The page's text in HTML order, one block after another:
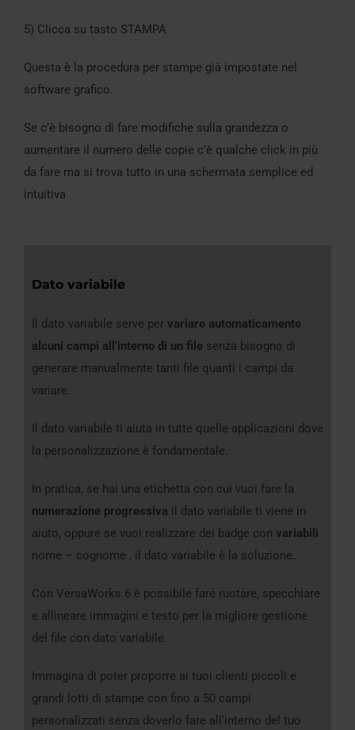
5) Clicca su tasto STAMPA
Questa è la procedura per stampe già impostate nel
software grafico.
Se c’è bisogno di fare modifiche sulla grandezza o
aumentare il numero delle copie c’è qualche click in più
da fare ma si trova tutto in una schermata semplice ed
intuitiva
Dato variabile
Il dato variabile serve per variare automaticamente
alcuni campi all’interno di un file senza bisogno di
generare manualmente tanti file quanti i campi da
variare.
Il dato variabile ti aiuta in tutte quelle applicazioni dove
la personalizzazione è fondamentale.
In pratica, se hai una etichetta con cui vuoi fare la
numerazione progressiva il dato variabile ti viene in
aiuto, oppure se vuoi realizzare dei badge con variabili
nome – cognome , il dato variabile è la soluzione.
Con VersaWorks 6 è possibile fare ruotare, specchiare
e allineare immagini e testo per la migliore gestione
del file con dato variabile.
Immagina di poter proporre ai tuoi clienti piccoli e
grandi lotti di stampe con fino a 50 campi
personalizzati senza doverlo fare all’interno del tuo